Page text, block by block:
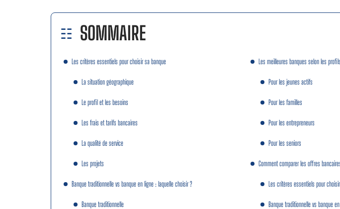
SOMMAIRE
Les critères essentiels pour choisir sa banque
La situation géographique
Le profil et les besoins
Les frais et tarifs bancaires
La qualité de service
Les projets
Banque traditionnelle vs banque en ligne : laquelle choisir ?
Banque traditionnelle
Les meilleures banques selon les profils
Pour les jeunes actifs
Pour les familles
Pour les entrepreneurs
Pour les seniors
Comment comparer les offres
Les critères essentiels pour
Banque traditionnelle vs banque